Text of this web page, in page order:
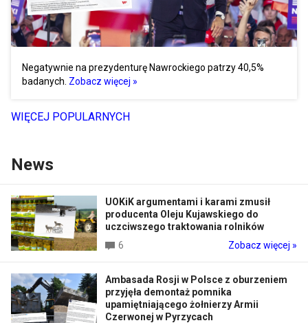
Negatywnie na prezydenturę Nawrockiego patrzy 40,5%
badanych. Zobacz więcej »
WIĘCEJ POPULARNYCH
News
UOKiK argumentami i karami zmusił
producenta Oleju Kujawskiego do
uczciwszego traktowania rolników
6
Zobacz więcej »
Ambasada Rosji w Polsce z oburzeniem
przyjęła demontaż pomnika
upamiętniającego żołnierzy Armii
Czerwonej w Pyrzycach